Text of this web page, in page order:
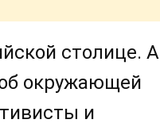
столице. А
окружающей
и